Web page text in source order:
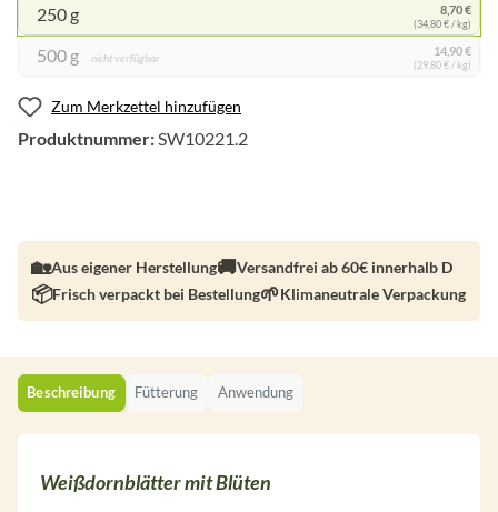
250 g 8,70 €
(34,80 € / kg)
500 g nicht verfügbar
14,90 €
(29,80 € / kg)
Zum Merkzettel hinzufügen
Produktnummer:SW10221.2
Aus eigener Herstellung
Versandfrei ab 60€ innerhalb D
Frisch verpackt bei Bestellung
Klimaneutrale Verpackung
Beschreibung Fütterung Anwendung
Weißdornblätter mit Blüten